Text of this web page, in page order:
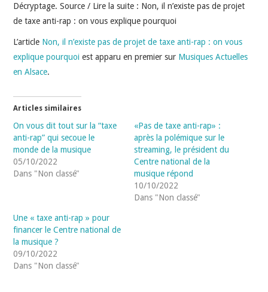
Décryptage. Source / Lire la suite : Non, il n’existe pas de projet
de taxe anti-rap : on vous explique pourquoi
L’article Non, il n’existe pas de projet de taxe anti-rap : on vous
explique pourquoi est apparu en premier sur Musiques Actuelles
en Alsace.
Articles similaires
On vous dit tout sur la “taxe
anti-rap” qui secoue le
monde de la musique
05/10/2022
Dans "Non classé"
«Pas de taxe anti-rap» :
après la polémique sur le
streaming, le président du
Centre national de la
musique répond
10/10/2022
Dans "Non classé"
Une « taxe anti-rap » pour
financer le Centre national de
la musique ?
09/10/2022
Dans "Non classé"